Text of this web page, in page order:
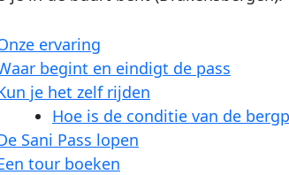
ervaring
begint en eindigt de pass
je het zelf rijden
Hoe is de conditie van de
Sani Pass lopen
tour boeken